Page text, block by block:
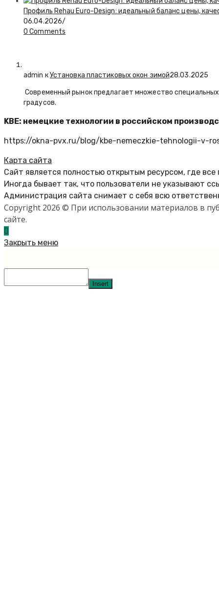
Профиль Rehau Euro-Design: идеальный баланс цены,
06.04.2026/
0 Comments
admin кУстановка пластиковых окон зимой28.03.2025
Современный рынок предлагает множество
градусов.
KBE: немецкие технологии в российском
https://okna-pvx.ru/blog/kbe-nemeczkie-tehnologii-v-
Карта сайта
Сайт является полностью открытым ресурсом, где
Иногда бывает так, что пользователи не указывают
Администрация сайта снимает с себя всю
Copyright 2026 © При использовании материалов в
сайте.
Закрыть меню
Insert